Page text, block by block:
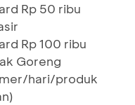
Rp 50 ribu
Rp 100 ribu
Goreng
hari/produk